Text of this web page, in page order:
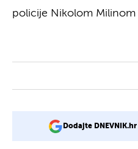
policije Nikolom Milinom
Dodajte